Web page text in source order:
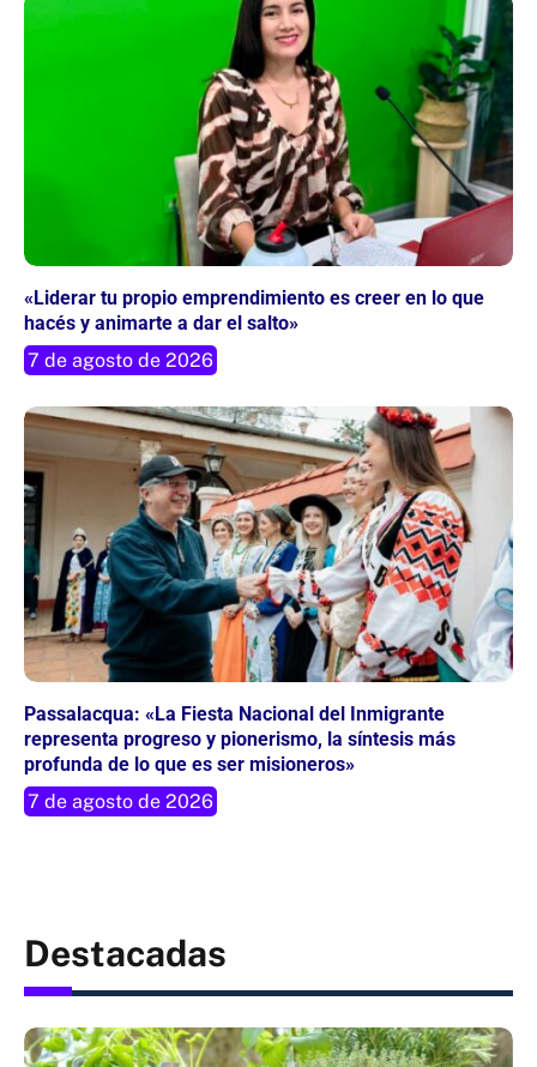
«Liderar tu propio emprendimiento es creer en lo que
hacés y animarte a dar el salto»
7 de agosto de 2026
Passalacqua: «La Fiesta Nacional del Inmigrante
representa progreso y pionerismo, la síntesis más
profunda de lo que es ser misioneros»
7 de agosto de 2026
Destacadas